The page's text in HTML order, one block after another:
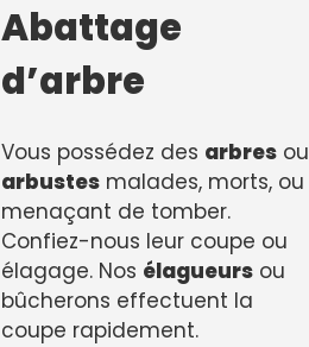
Abattage
d’arbre
Vous possédez des arbres ou
arbustes malades, morts, ou
menaçant de tomber.
Confiez-nous leur coupe ou
élagage. Nos élagueurs ou
bûcherons effectuent la
coupe rapidement.